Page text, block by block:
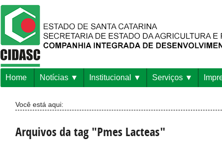
Home Notícias Institucional Serviços
Você está aqui:
Arquivos da tag "Pmes Lacteas"